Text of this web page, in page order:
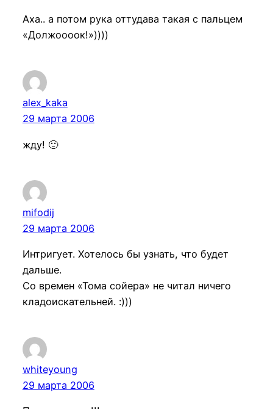
Аха.. а потом рука оттудава такая с пальцем
«Должоооок!»))))
alex_kaka
29 марта 2006
жду! 🙂
mifodij
29 марта 2006
Интригует. Хотелось бы узнать, что будет
дальше.
Со времен «Тома сойера» не читал ничего
кладоискательней. :)))
whiteyoung
29 марта 2006